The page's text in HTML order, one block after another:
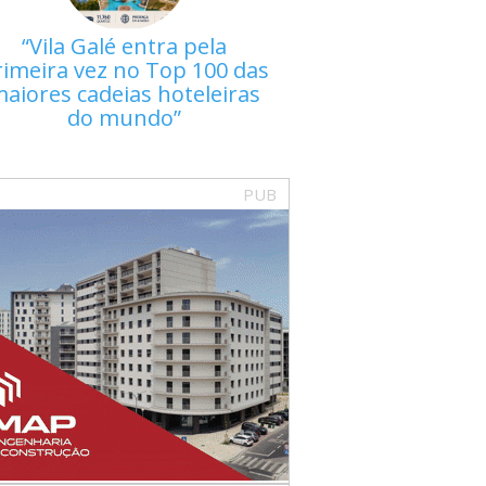
Vila Galé entra pela
vez no Top 100 das
cadeias hoteleiras
do mundo
PUB